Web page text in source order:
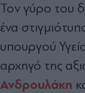
Τον γύρο του
ένα
υπουργού
αρχηγό της
Ανδρουλάκη